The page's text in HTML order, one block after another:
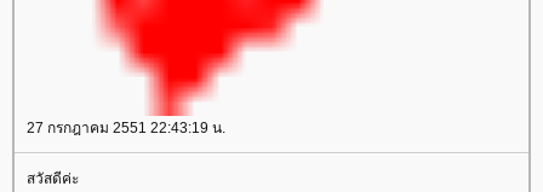
27 กรกฎาคม 2551 22:43:19 น.
สวัสดีค่ะ